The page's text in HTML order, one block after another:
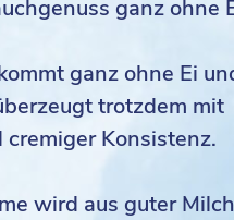
ganz ohne
ganz ohne Ei
trotzdem mit
Konsistenz.
wird aus guter